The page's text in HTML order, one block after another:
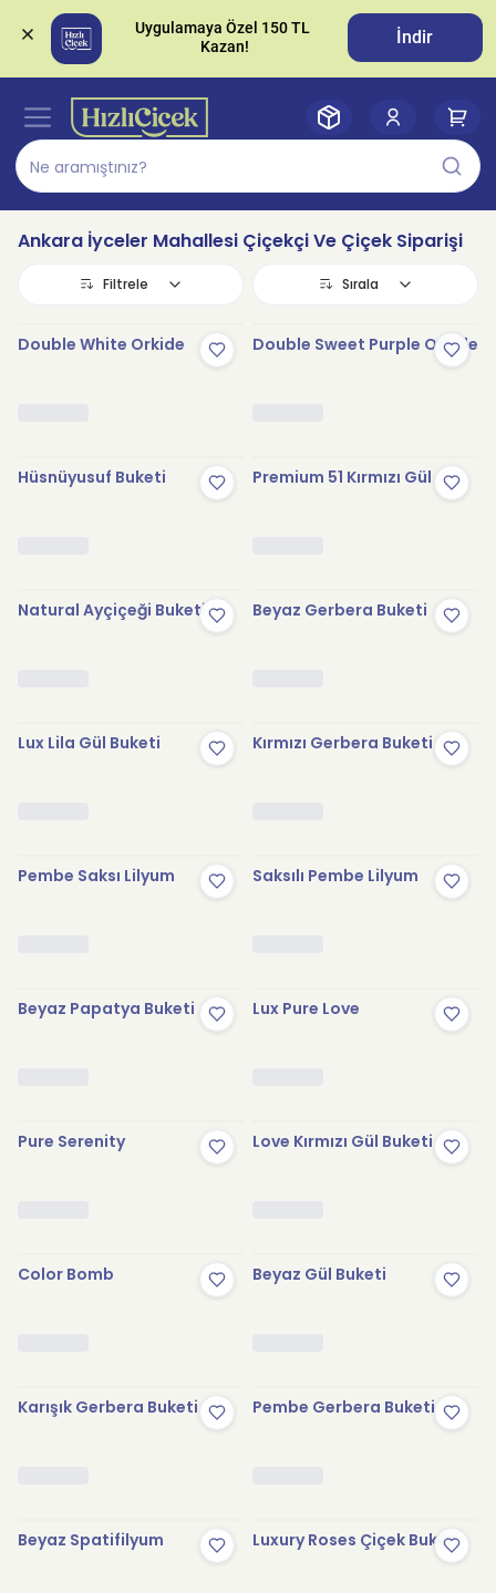
Uygulamaya Özel 150 TL
İndir
Ankara İyceler Mahallesi Çiçekçi Ve Çiçek Siparişi
Filtrele Sırala
Double White Orkide Double Sweet Purple Orkide
Hüsnüyusuf Buketi Premium 51 Kırmızı Gül
Natural Ayçiçeği Buketi Beyaz Gerbera Buketi
Lux Lila Gül Buketi Kırmızı Gerbera Buketi
Pembe Saksı Lilyum Saksılı Pembe Lilyum
Beyaz Papatya Buketi Lux Pure Love
Pure Serenity Love Kırmızı Gül Buketi
Color Bomb Beyaz Gül Buketi
Karışık Gerbera Buketi Pembe Gerbera Buketi
Beyaz Spatifilyum Luxury Roses Çiçek Buketi